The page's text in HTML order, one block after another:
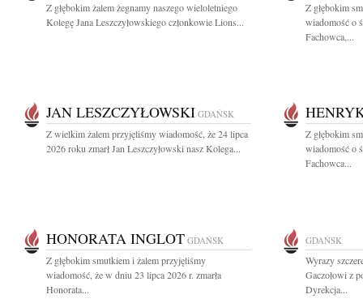
Z głębokim żalem żegnamy naszego wieloletniego
Kolegę Jana Leszczyłowskiego członkowie Lions...
Z głębokim
wiadomość o
Fachowca,...
JAN LESZCZYŁOWSKI GDAŃSK
Z wielkim żalem przyjęliśmy wiadomość, że 24 lipca
2026 roku zmarł Jan Leszczyłowski nasz Kolega...
Z głębokim
wiadomość o
Fachowca...
HONORATA INGLOT GDAŃSK
Z głębokim smutkiem i żalem przyjęliśmy
wiadomość, że w dniu 23 lipca 2026 r. zmarła
Honorata...
GDAŃSK
Wyrazy
Gaczołowi z
Dyrekcja...